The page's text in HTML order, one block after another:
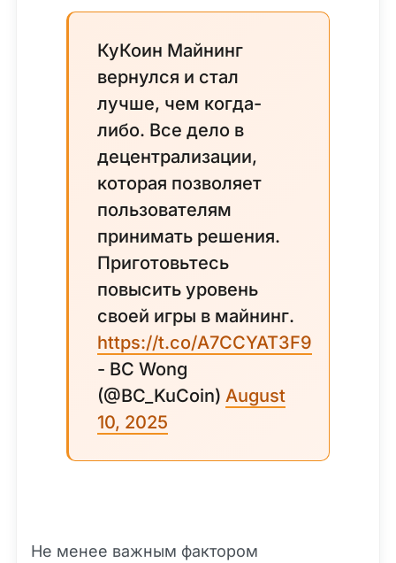
КуКоин Майнинг
вернулся и стал
лучше, чем когда-
либо. Все дело в
децентрализации,
которая позволяет
пользователям
принимать решения.
Приготовьтесь
повысить уровень
своей игры в майнинг.
https://t.co/A7CCYAT3F9
- BC Wong
(@BC_KuCoin) August
10, 2025
Не менее важным фактором